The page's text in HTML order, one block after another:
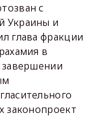
с
Украины и
глава фракции
в
законопроект